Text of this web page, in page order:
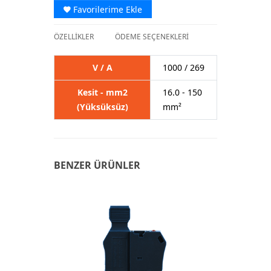
Favorilerime Ekle
ÖZELLİKLER ÖDEME SEÇENEKLERİ
V / A 1000 / 269
Kesit - mm2
(Yüksüksüz)
16.0 - 150
mm²
BENZER ÜRÜNLER